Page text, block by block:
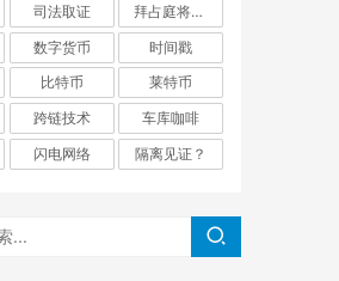
司法取证
拜占庭将军问题
数字货币
时间戳
比特币
莱特币
跨链技术
车库咖啡
闪电网络 隔离见证？